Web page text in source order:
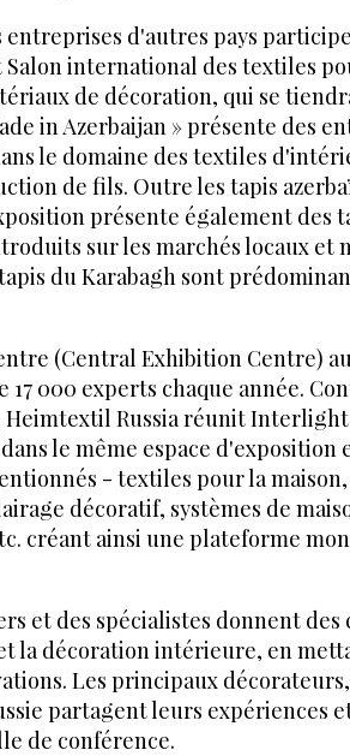
entreprises d'autres pays
Salon international des textiles
de décoration, qui se
in Azerbaijan » présente des
le domaine des textiles
de fils. Outre les tapis
présente également des
sur les marchés locaux et
du Karabagh sont
(Central Exhibition Centre)
000 experts chaque année.
Heimtextil Russia réunit
le même espace d'exposition
- textiles pour la
décoratif, systèmes de
créant ainsi une plateforme
et des spécialistes donnent des
la décoration intérieure, en
Les principaux
partagent leurs expériences
de conférence.